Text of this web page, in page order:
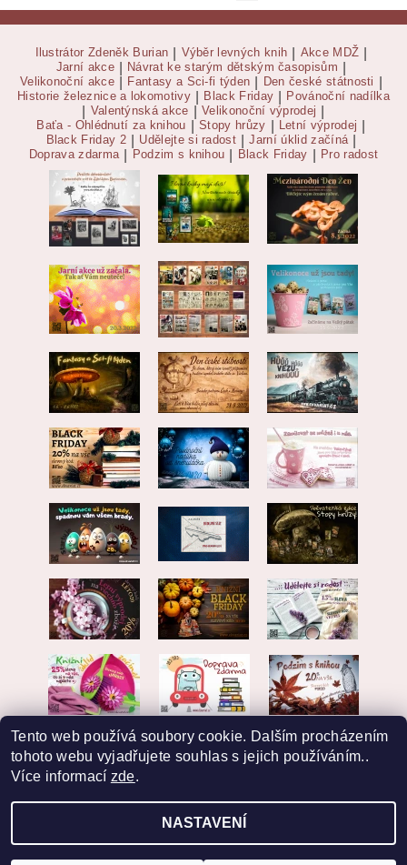
Ilustrátor Zdeněk Burian Výběr levných knih Akce MDŽ
Jarní akce Návrat ke starým dětským časopisům
Velikonoční akce Fantasy a Sci-fi týden Den české státnosti
Historie železnice a lokomotivy Black Friday Povánoční nadílka
Valentýnská akce Velikonoční výprodej
Baťa - Ohlédnutí za knihou Stopy hrůzy Letní výprodej
Black Friday 2 Udělejte si radost Jarní úklid začíná
Doprava zdarma Podzim s knihou Black Friday Pro radost
2026 © EKVARIAT, všechna práva vyhrazena
Tento web používá soubory cookie. Dalším procházením
tohoto webu vyjadřujete souhlas s jejich používáním..
Více informací zde.
NASTAVENÍ